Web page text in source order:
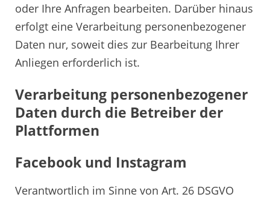
oder Ihre Anfragen bearbeiten. Darüber hinaus
erfolgt eine Verarbeitung personenbezogener
Daten nur, soweit dies zur Bearbeitung Ihrer
Anliegen erforderlich ist.
Verarbeitung personenbezogener
Daten durch die Betreiber der
Plattformen
Facebook und Instagram
Verantwortlich im Sinne von Art. 26 DSGVO